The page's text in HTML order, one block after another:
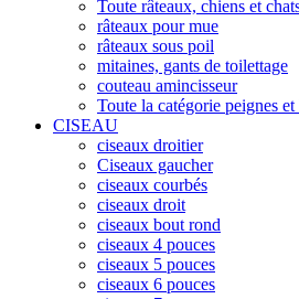
Toute râteaux, chiens et
râteaux pour mue
râteaux sous poil
mitaines, gants de toilettage
couteau amincisseur
Toute la catégorie peignes et
CISEAU
ciseaux droitier
Ciseaux gaucher
ciseaux courbés
ciseaux droit
ciseaux bout rond
ciseaux 4 pouces
ciseaux 5 pouces
ciseaux 6 pouces